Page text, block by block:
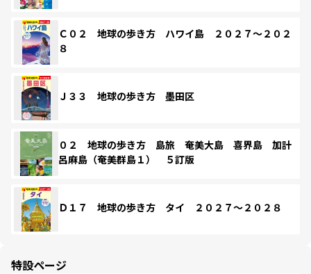
Ｃ０２ 地球の歩き方 ハワイ島 ２０２７～２０２
８
Ｊ３３ 地球の歩き方 墨田区
０２ 地球の歩き方 島旅 奄美大島 喜界島 加計
呂麻島（奄美群島１） ５訂版
Ｄ１７ 地球の歩き方 タイ ２０２７～２０２８
特設ページ